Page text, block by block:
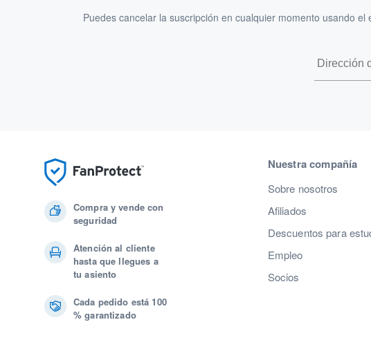
Puedes cancelar la suscripción en cualquier momento usando
Compra y vende con
seguridad
Atención al cliente
hasta que llegues a
tu asiento
Cada pedido está 100
% garantizado
Nuestra compañía
Sobre nosotros
Afiliados
Descuentos para
Empleo
Socios